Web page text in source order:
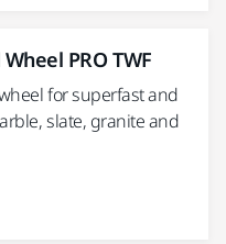
PRO TWF
for superfast and
slate, granite and